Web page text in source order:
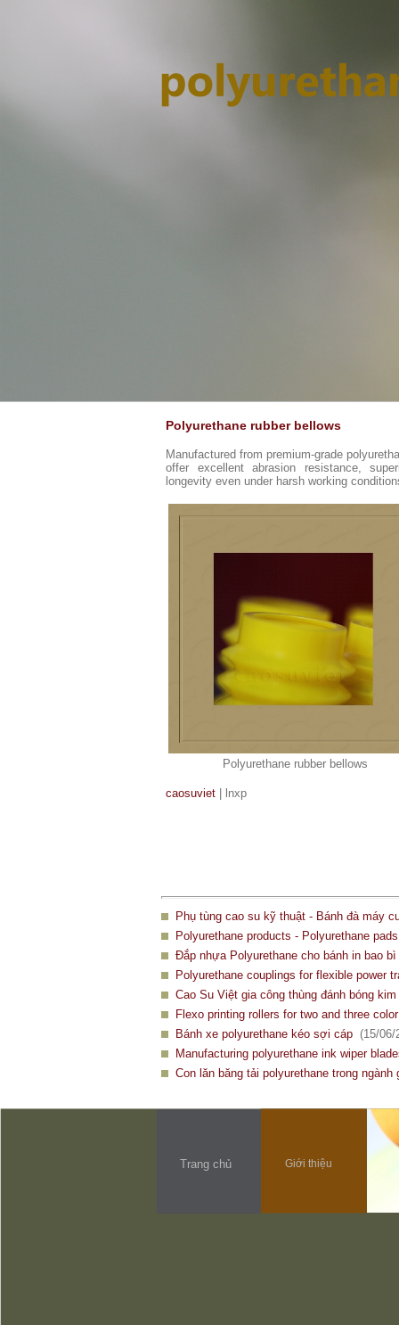
Polyurethane rubber bellows
Manufactured from premium-grade
offer excellent abrasion resistance,
longevity even under harsh working
Polyurethane rubber bellows
caosuviet | lnxp
Phụ tùng cao su kỹ thuật - Bánh đà máy
Polyurethane products - Polyurethane
Đắp nhựa Polyurethane cho bánh in bao
Polyurethane couplings for flexible power
Cao Su Việt gia công thùng đánh bóng kim
Flexo printing rollers for two and three color
Bánh xe polyurethane kéo sợi cáp (15/06/
Manufacturing polyurethane ink wiper
Con lăn băng tải polyurethane trong ngành
Trang chủ Giới thiệu